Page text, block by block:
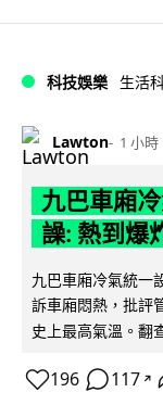
科技娛樂 生活
Lawton 1 小時
九巴車廂
譟: 熱到爆
九巴車廂冷氣統一
訴車廂悶熱，批評
史上最高氣溫。翻
196 117 ↗